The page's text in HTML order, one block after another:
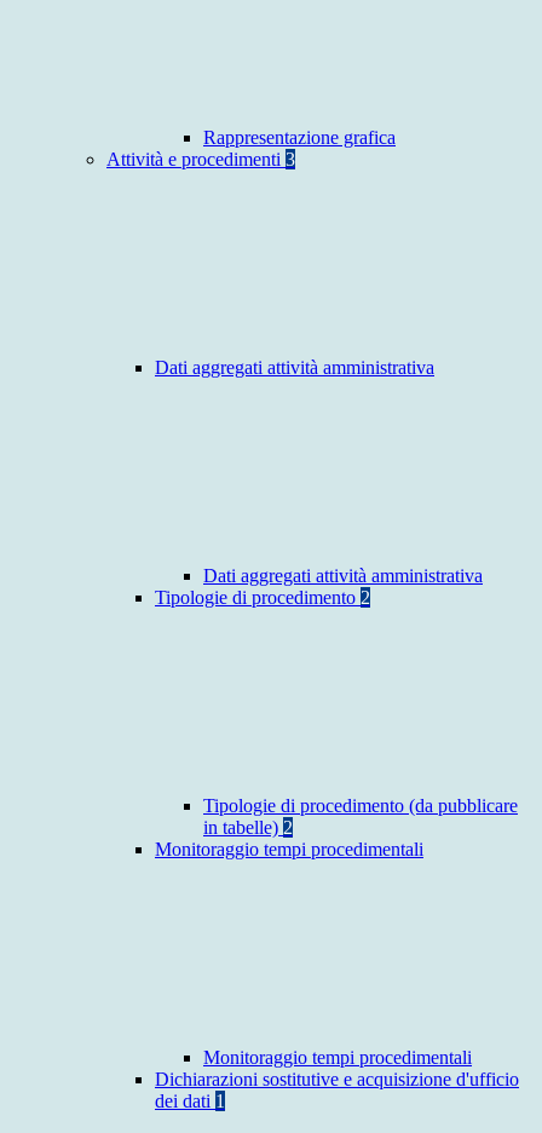
Rappresentazione grafica
Attività e procedimenti 3
Dati aggregati attività amministrativa
Dati aggregati attività amministrativa
Tipologie di procedimento 2
Tipologie di procedimento (da pubblicare
in tabelle) 2
Monitoraggio tempi procedimentali
Monitoraggio tempi procedimentali
Dichiarazioni sostitutive e acquisizione d'ufficio
dei dati 1